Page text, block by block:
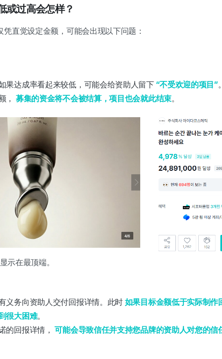
或过高会怎样？
直觉设定金额，可能会出现以下问题：
果达成率看起来较低，可能会给资助人留下 “不受欢迎的项目”
， 募集的资金将不会被结算，项目也会就此结束。
示在最顶端。
义务向资助人交付回报详情。此时 如果目标金额低于实际制作
很大困难。
的回报详情，可能会导致信任并支持您品牌的资助人对您的信